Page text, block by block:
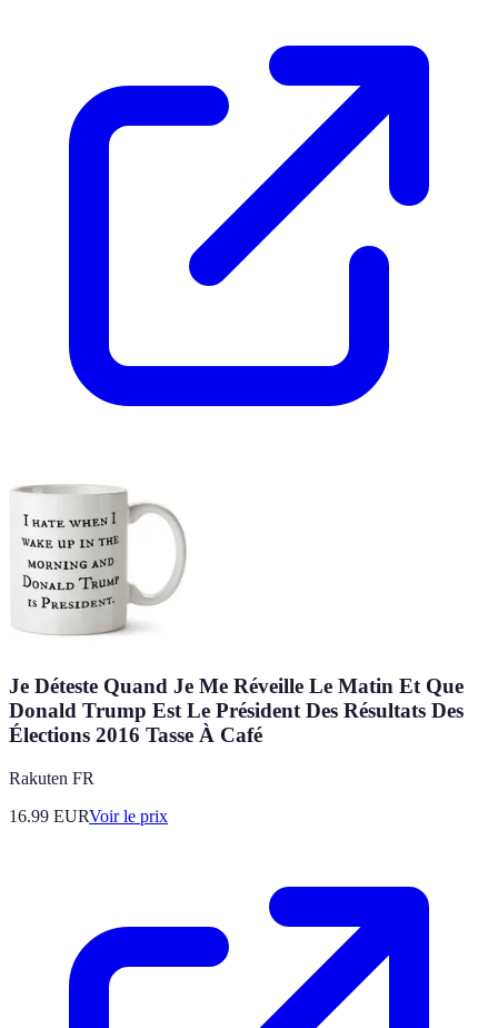
Je Déteste Quand Je Me Réveille Le Matin Et Que
Donald Trump Est Le Président Des Résultats Des
Élections 2016 Tasse À Café
Rakuten FR
16.99 EURVoir le prix